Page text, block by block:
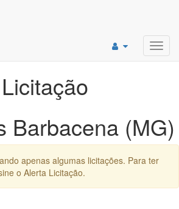
Barbacena (MG)
apenas algumas licitações. Para ter
o Alerta Licitação.